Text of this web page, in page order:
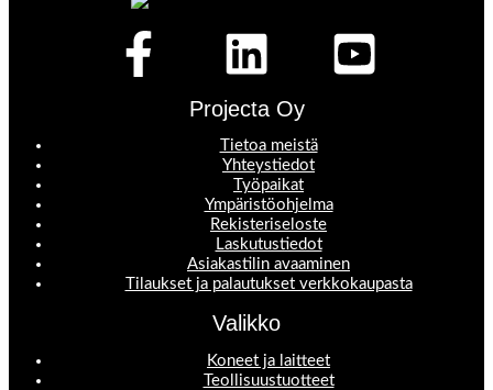
Projecta Oy
Tietoa meistä
Yhteystiedot
Työpaikat
Ympäristöohjelma
Rekisteriseloste
Laskutustiedot
Asiakastilin avaaminen
Tilaukset ja palautukset verkkokaupasta
Valikko
Koneet ja laitteet
Teollisuustuotteet